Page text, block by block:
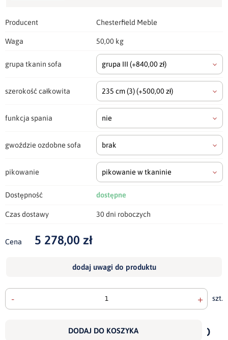
Producent Chesterfield Meble
Waga 50,00 kg
grupa tkanin sofa grupa III (+840,00 zł)
szerokość całkowita 235 cm(3)(+500,00 zł)
funkcja spania nie
gwoździe ozdobne sofa brak
pikowanie pikowanie w tkaninie
Dostępność dostępne
Czas dostawy 30 dni roboczych
Cena 5 278,00 zł
dodaj uwagi do produktu
- + szt.
DODAJ DO KOSZYKA
do